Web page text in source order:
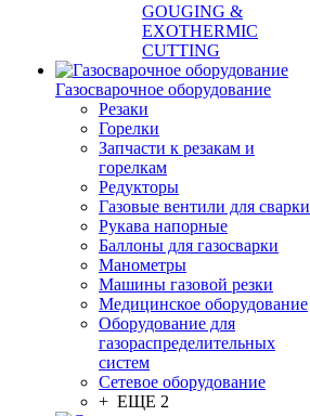
GOUGING &
EXOTHERMIC
CUTTING
Газосварочное оборудование
Резаки
Горелки
Запчасти к резакам и
горелкам
Редукторы
Газовые вентили для сварки
Рукава напорные
Баллоны для газосварки
Манометры
Машины газовой резки
Медицинское оборудование
Оборудование для
газораспределительных
систем
Сетевое оборудование
+ ЕЩЕ 2